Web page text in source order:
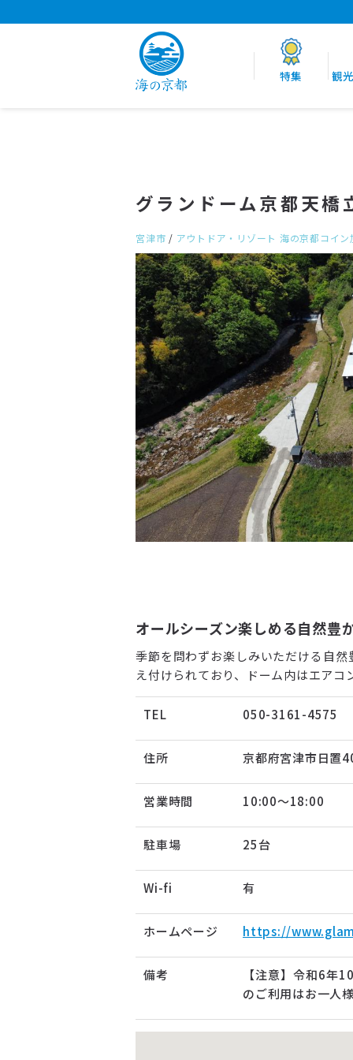
特集 観
グランドーム京都天橋
宮津市 / アウトドア・リゾート 海の京都コイン
オールシーズン楽しめる自然豊
季節を問わずお楽しみいただける自
え付けられており、ドーム内はエア
TEL 050-3161-4575
住所 京都府宮津市日置
営業時間 10:00～18:00
駐車場 25台
Wi-fi 有
ホームページ https://
備考
【注意】令和6年
のご利用はお一人